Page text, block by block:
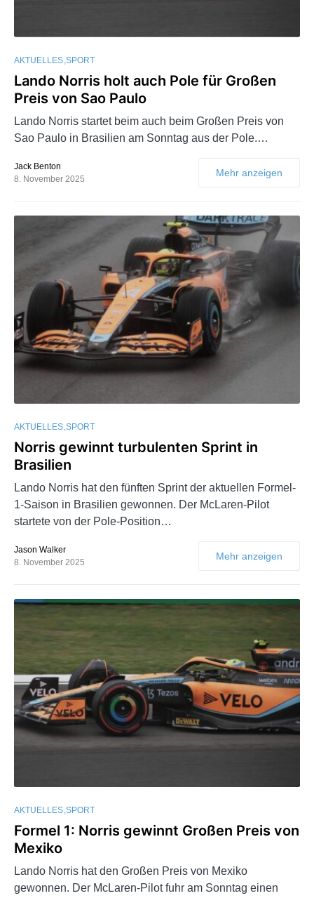
AKTUELLES SPORT
Lando Norris holt auch Pole für Großen
Preis von Sao Paulo
Lando Norris startet beim auch beim Großen Preis von
Sao Paulo in Brasilien am Sonntag aus der Pole.…
Jack Benton
8. November 2025
Mehr anzeigen
AKTUELLES SPORT
Norris gewinnt turbulenten Sprint in
Brasilien
Lando Norris hat den fünften Sprint der aktuellen Formel-
1-Saison in Brasilien gewonnen. Der McLaren-Pilot
startete von der Pole-Position…
Jason Walker
8. November 2025
Mehr anzeigen
AKTUELLES SPORT
Formel 1: Norris gewinnt Großen Preis von
Mexiko
Lando Norris hat den Großen Preis von Mexiko
gewonnen. Der McLaren-Pilot fuhr am Sonntag einen